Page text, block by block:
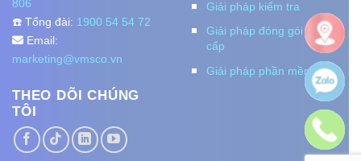
806
☎️ Tổng đài: 1900 54 54 72
Email:
marketing@vmsco.vn
THEO DÕI CHÚNG
TÔI
Giải pháp kiểm tra
Giải pháp đóng gói thứ
cấp
Giải pháp phần mềm